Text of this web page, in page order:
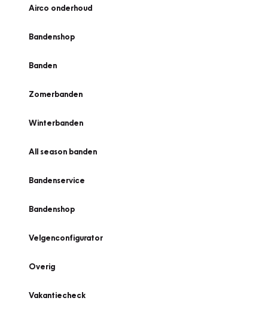
Airco onderhoud
Bandenshop
Banden
Zomerbanden
Winterbanden
All season banden
Bandenservice
Bandenshop
Velgenconfigurator
Overig
Vakantiecheck